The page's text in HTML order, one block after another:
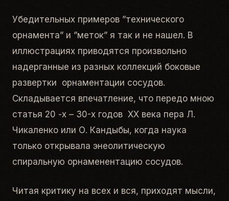
Убедительных примеров ”технического
орнамента” и ”меток” я так и не нашел. В
иллюстрациях приводятся произвольно
надерганные из разных коллекций боковые
развертки орнаментации сосудов.
Складывается впечатление, что передо мною
статья 20 -х – 30-х годов ХХ века пера Л.
Чикаленко или О. Кандыбы, когда наука
только открывала энеолитическую
спиральную орнаменентацию сосудов.
Читая критику на всех и вся, приходят мысли,